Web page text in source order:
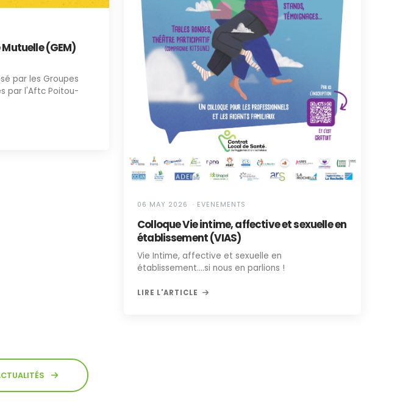
(GEM)
par les Groupes
par l'Aftc Poitou-
06 MAY 2026 · EVENEMENTS
Colloque Vie intime, affective et sexuelle en
établissement (VIAS)
Vie Intime, affective et sexuelle en
établissement....si nous en parlions !
LIRE L'ARTICLE